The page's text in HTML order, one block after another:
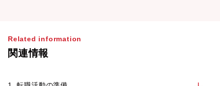
Related information
関連情報